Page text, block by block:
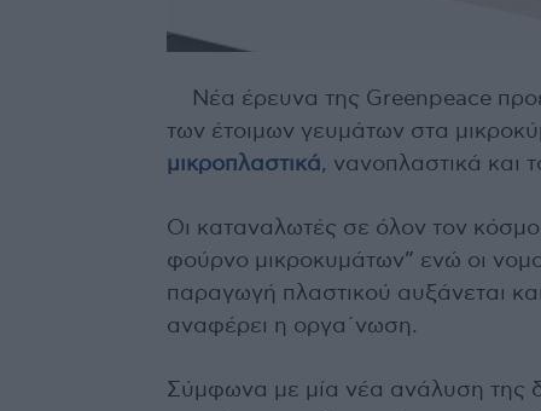
Νέα έρευνα της Greenpeace
των έτοιμων γευμάτων στα
μικροπλαστικά, νανοπλαστικά και
Οι καταναλωτές σε όλον τον
φούρνο μικροκυμάτων” ενώ οι
παραγωγή πλαστικού αυξάνεται
αναφέρει η οργα΄νωση.
Σύμφωνα με μία νέα ανάλυση της